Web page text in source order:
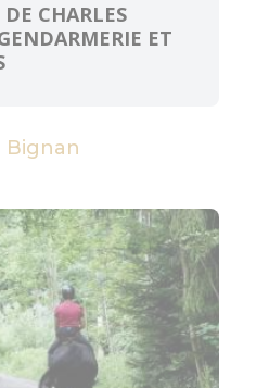
CHARLES
ET
Bignan